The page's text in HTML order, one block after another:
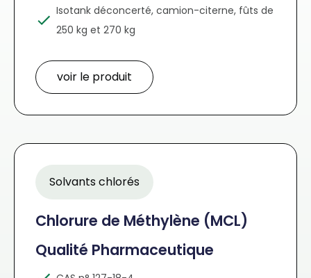
Isotank déconcerté, camion-citerne, fûts de
250 kg et 270 kg
voir le produit
Solvants chlorés
Chlorure de Méthylène (MCL)
Qualité Pharmaceutique